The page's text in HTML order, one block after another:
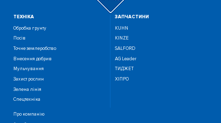
ТЕХНIКА
Обробка грунту
Посiв
Точне землеробство
Внесення добрив
Мульчування
Захист рослин
Зелена лінія
Спецтехніка
ЗАПЧАСТИНИ
KUHN
KINZE
SALFORD
AG Leader
ТИДЖЕТ
ХІПРО
Про компанію